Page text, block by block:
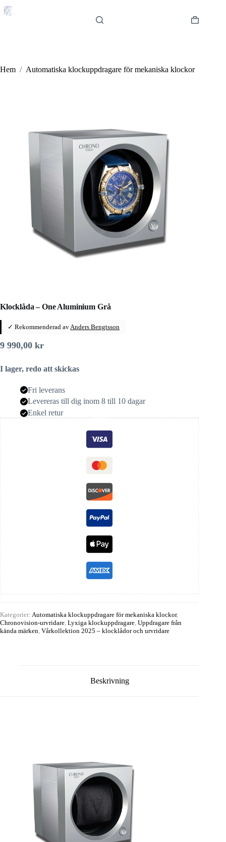
till
Varukorg
Hem / Automatiska klockuppdragare för mekaniska klockor
Klocklåda – One Aluminium Grå
✓ Rekommenderad av Anders Bengtsson
9 990,00 kr
I lager, redo att skickas
Fri leverans
Levereras till dig inom 8 till 10 dagar
Enkel retur
Kategorier: Automatiska klockuppdragare för mekaniska klockor,
Chronovision-urvridare, Lyxiga klockuppdragare, Uppdragare från
kända märken, Vårkollektion 2025 – klocklådor och urvridare
Beskrivning